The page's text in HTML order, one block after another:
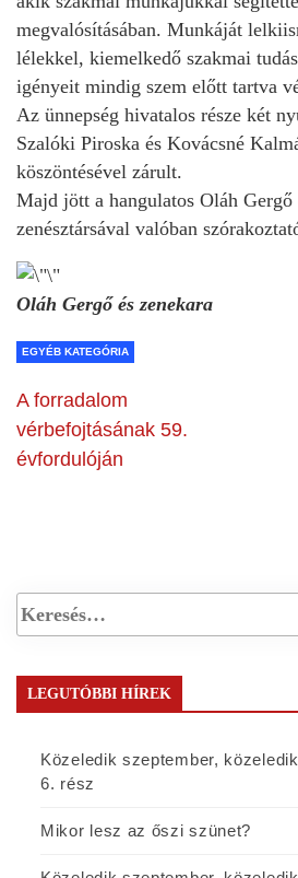
megvalósításában. Munkáját
lélekkel, kiemelkedő szakmai
igényeit mindig szem előtt tartva
Az ünnepség hivatalos része két
Szalóki Piroska és Kovácsné
köszöntésével zárult.
Majd jött a hangulatos Oláh
zenésztársával valóban
Oláh Gergő és zenekara
EGYÉB KATEGÓRIA
A forradalom
vérbefojtásának 59.
évfordulóján
LEGUTÓBBI HÍREK
Közeledik szeptember,
6. rész
Mikor lesz az őszi szünet?